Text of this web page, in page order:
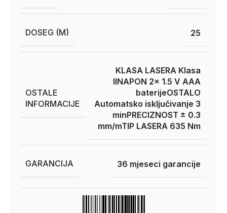
DOSEG (M) 25
OSTALE
INFORMACIJE
KLASA LASERA Klasa
IINAPON 2x 1.5 V AAA
baterijeOSTALO
Automatsko isključivanje 3
minPRECIZNOST ± 0.3
mm/mTIP LASERA 635 Nm
GARANCIJA 36 mjeseci garancije